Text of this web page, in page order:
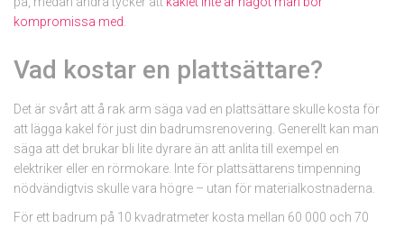
kompromissa med
Vad kostar en plattsättare?
Det är svårt att å rak arm säga vad en plattsättare skulle kosta för
att lägga kakel för just din badrumsrenovering. Generellt kan man
säga att det brukar bli lite dyrare än att anlita till exempel en
elektriker eller en rörmokare. Inte för plattsättarens timpenning
nödvändigtvis skulle vara högre – utan för materialkostnaderna.
För ett badrum på 10 kvadratmeter kosta mellan 60 000 och 70